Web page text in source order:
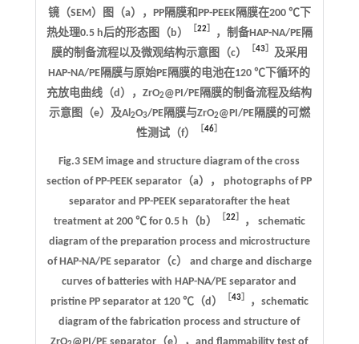
镜（SEM）图（a），PP隔膜和PP-PEEK隔膜在200 ℃下
热处理0.5 h后的形态图（b）
［22］
，制备HAP-NA/PE隔
膜的制备流程以及微观结构示意图（c）
［43］ 及采用
HAP-NA/PE隔膜与原始PE隔膜的电池在120 ℃下循环的
充放电曲线（d），ZrO2@PI/PE隔膜的制备流程及结构
示意图（e）及Al2O3/PE隔膜与ZrO2@PI/PE隔膜的可燃
性测试（f）
［46］
Fig.3 SEM image and structure diagram of the cross
section of PP-PEEK separator（a）， photographs of PP
separator and PP-PEEK separatorafter the heat
treatment at 200 ℃ for 0.5 h（b）
［22］
， schematic
diagram of the preparation process and microstructure
of HAP-NA/PE separator（c） and charge and discharge
curves of batteries with HAP-NA/PE separator and
pristine PP separator at 120 ℃（d）
［43］
，schematic
diagram of the fabrication process and structure of